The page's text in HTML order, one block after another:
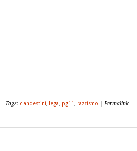
Tags: clandestini lega pg11 razzismo | Permalink